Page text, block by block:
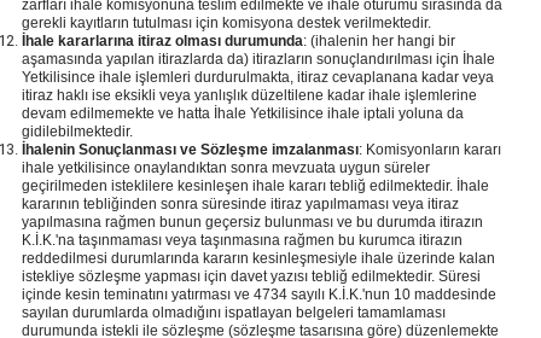
zarfları ihale komisyonuna teslim edilmekte ve ihale oturumu sırasında da
gerekli kayıtların tutulması için komisyona destek verilmektedir.
İhale kararlarına itiraz olması durumunda: (ihalenin her hangi bir
aşamasında yapılan itirazlarda da) itirazların sonuçlandırılması için İhale
Yetkilisince ihale işlemleri durdurulmakta, itiraz cevaplanana kadar veya
itiraz haklı ise eksikli veya yanlışlık düzeltilene kadar ihale işlemlerine
devam edilmemekte ve hatta İhale Yetkilisince ihale iptali yoluna da
gidilebilmektedir.
İhalenin Sonuçlanması ve Sözleşme imzalanması: Komisyonların kararı
ihale yetkilisince onaylandıktan sonra mevzuata uygun süreler
geçirilmeden isteklilere kesinleşen ihale kararı tebliğ edilmektedir. İhale
kararının tebliğinden sonra süresinde itiraz yapılmaması veya itiraz
yapılmasına rağmen bunun geçersiz bulunması ve bu durumda itirazın
K.İ.K.'na taşınmaması veya taşınmasına rağmen bu kurumca itirazın
reddedilmesi durumlarında kararın kesinleşmesiyle ihale üzerinde kalan
istekliye sözleşme yapması için davet yazısı tebliğ edilmektedir. Süresi
içinde kesin teminatını yatırması ve 4734 sayılı K.İ.K.'nun 10 maddesinde
sayılan durumlarda olmadığını ispatlayan belgeleri tamamlaması
durumunda istekli ile sözleşme (sözleşme tasarısına göre) düzenlemekte